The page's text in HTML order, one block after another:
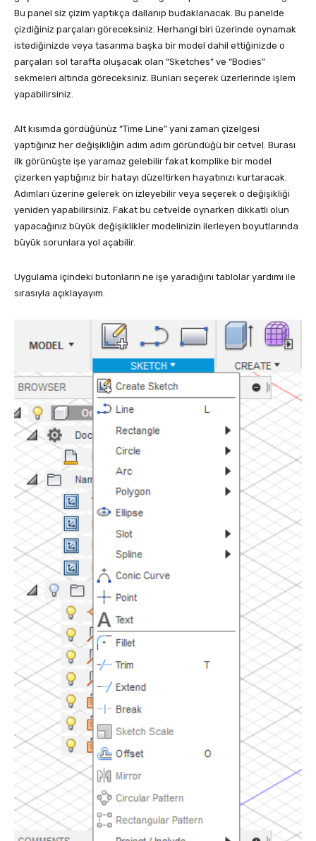
Bu panel siz çizim yaptıkça dallanıp budaklanacak. Bu panelde
çizdiğiniz parçaları göreceksiniz. Herhangi biri üzerinde oynamak
istediğinizde veya tasarıma başka bir model dahil ettiğinizde o
parçaları sol tarafta oluşacak olan “Sketches” ve “Bodies”
sekmeleri altında göreceksiniz. Bunları seçerek üzerlerinde işlem
yapabilirsiniz.
Alt kısımda gördüğünüz “Time Line” yani zaman çizelgesi
yaptığınız her değişikliğin adım adım göründüğü bir cetvel. Burası
ilk görünüşte işe yaramaz gelebilir fakat komplike bir model
çizerken yaptığınız bir hatayı düzeltirken hayatınızı kurtaracak.
Adımları üzerine gelerek ön izleyebilir veya seçerek o değişikliği
yeniden yapabilirsiniz. Fakat bu cetvelde oynarken dikkatli olun
yapacağınız büyük değişiklikler modelinizin ilerleyen boyutlarında
büyük sorunlara yol açabilir.
Uygulama içindeki butonların ne işe yaradığını tablolar yardımı ile
sırasıyla açıklayayım.